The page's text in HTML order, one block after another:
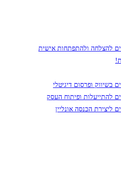
להצלחה ולהתפתחות אישית
בשיווק ופרסום דיגיטלי
להתייעלות ופיתוח העסק
ליצירת הכנסה אונליין